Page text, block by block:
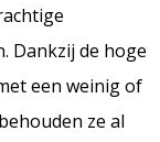
Dankzij de hoge
een weinig of
ze al